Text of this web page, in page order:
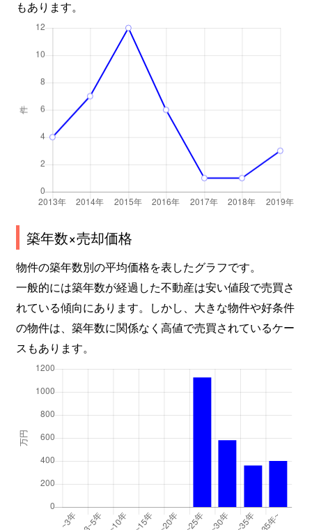
もあります。
築年数×売却価格
物件の築年数別の平均価格を表したグラフです。
一般的には築年数が経過した不動産は安い値段で売買さ
れている傾向にあります。しかし、大きな物件や好条件
の物件は、築年数に関係なく高値で売買されているケー
スもあります。